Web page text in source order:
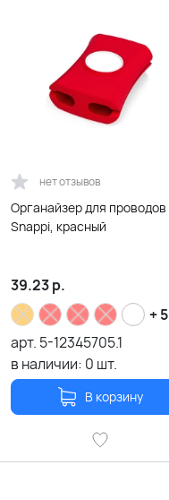
нет отзывов
Органайзер для проводов
Snappi, красный
39.23р.
+ 5
арт. 5-12345705.1
в наличии: 0 шт.
В корзину